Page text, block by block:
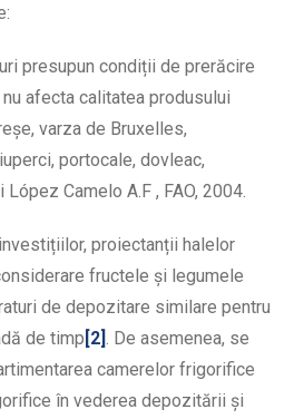
presupun condiții de prerăcire
afecta calitatea produsului
varza de Bruxelles,
portocale, dovleac,
Camelo A.F , FAO, 2004.
proiectanții halelor
fructele și legumele
de depozitare similare pentru
de timp [2] . De asemenea, se
camerelor frigorifice
în vederea depozitării și